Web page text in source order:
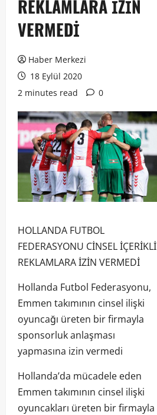
REKLAMLARA İZİN
VERMEDİ
Haber Merkezi
18 Eylül 2020
2 minutes read
0
HOLLANDA FUTBOL
FEDERASYONU CİNSEL İÇERİKLİ
REKLAMLARA İZİN VERMEDİ
Hollanda Futbol Federasyonu,
Emmen takımının cinsel ilişki
oyuncağı üreten bir firmayla
sponsorluk anlaşması
yapmasına izin vermedi
Hollanda’da mücadele eden
Emmen takımının cinsel ilişki
oyuncakları üreten bir firmayla